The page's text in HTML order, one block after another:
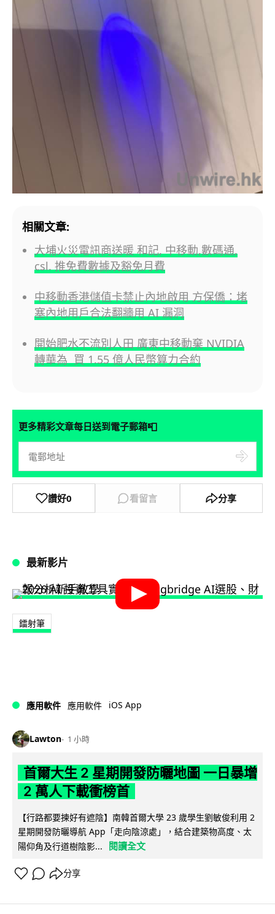
相關文章:
大埔火災電訊商送暖 和記, 中移動,數碼通,
csl. 推免費數據及豁免月費
中移動香港儲值卡禁止內地啟用 方保僑：堵
塞內地用戶合法翻牆用 AI 漏洞
開始肥水不流別人田 廣東中移動棄 NVIDIA
轉華為 買 1.55 億人民幣算力合約
更多精彩文章每日送到電子郵箱📮
讚好0 看留言 分享
最新影片
鐳射筆
應用軟件 應用軟件 iOS App
Lawton 1 小時
首爾大生 2 星期開發防曬地圖 一日暴增
2 萬人下載衝榜首
【行路都要揀好有遮陰】南韓首爾大學 23 歲學生劉敏俊利用 2
星期開發防曬導航 App「走向陰涼處」，結合建築物高度、太
陽仰角及行道樹陰影...
閱讀全文
分享